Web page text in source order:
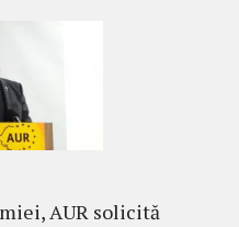
AUR solicită